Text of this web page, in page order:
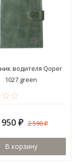
водителя Qoper
1027 green
₽ 2 590₽
В корзину